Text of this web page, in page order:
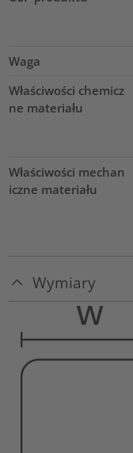
Waga
Właściwości chemicz
ne materiału
Właściwości mechan
iczne materiału
Wymiary